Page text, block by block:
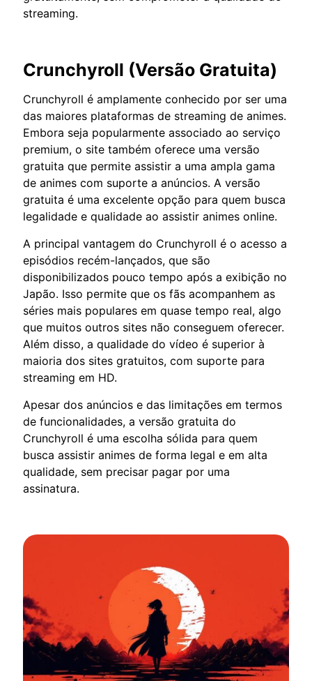
streaming.
Crunchyroll (Versão Gratuita)
Crunchyroll é amplamente conhecido por ser uma
das maiores plataformas de streaming de animes.
Embora seja popularmente associado ao serviço
premium, o site também oferece uma versão
gratuita que permite assistir a uma ampla gama
de animes com suporte a anúncios. A versão
gratuita é uma excelente opção para quem busca
legalidade e qualidade ao assistir animes online.
A principal vantagem do Crunchyroll é o acesso a
episódios recém-lançados, que são
disponibilizados pouco tempo após a exibição no
Japão. Isso permite que os fãs acompanhem as
séries mais populares em quase tempo real, algo
que muitos outros sites não conseguem oferecer.
Além disso, a qualidade do vídeo é superior à
maioria dos sites gratuitos, com suporte para
streaming em HD.
Apesar dos anúncios e das limitações em termos
de funcionalidades, a versão gratuita do
Crunchyroll é uma escolha sólida para quem
busca assistir animes de forma legal e em alta
qualidade, sem precisar pagar por uma
assinatura.